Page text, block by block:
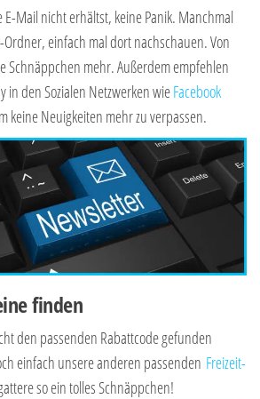
Mail nicht erhältst, keine Panik. Manchmal
einfach mal dort nachschauen. Von
Schnäppchen mehr. Außerdem empfehlen
in den Sozialen Netzwerken wieFacebook
keine Neuigkeiten mehr zu verpassen.
finden
den passenden Rabattcode gefunden
einfach unsere anderen passenden Freizeit-
so ein tolles Schnäppchen!